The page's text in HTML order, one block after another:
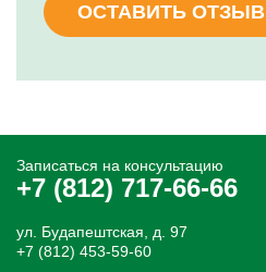
ОСТАВИТЬ ОТЗЫВ
Записаться на консультацию
+7 (812) 717-66-66
ул. Будапештская, д. 97
+7 (812) 453-59-60